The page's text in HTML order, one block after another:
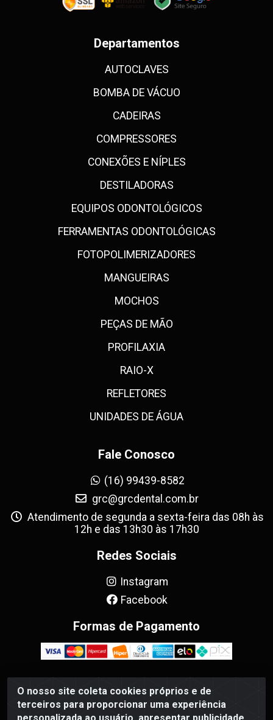
O nosso site coleta cookies próprios e de
terceiros para proporcionar uma experiência
Departamentos
AUTOCLAVES
BOMBA DE VÁCUO
CADEIRAS
COMPRESSORES
CONEXÕES E NÍPLES
DESTILADORAS
EQUIPOS ODONTOLÓGICOS
FERRAMENTAS ODONTOLÓGICAS
FOTOPOLIMERIZADORES
MANGUEIRAS
MOCHOS
PEÇAS DE MÃO
PROFILAXIA
RAIO-X
REFLETORES
UNIDADES DE ÁGUA
Fale Conosco
(16) 99439-8582
grc@grcdental.com.br
Atendimento de segunda a sexta-feira das 08h às
12h e das 13h30 às 17h30
Redes Sociais
Instagram
Facebook
Formas de Pagamento
GRC Dental - Avenida Antônio e Helena Zerrenner, 720 -
Sumarezinho, Ribeirão Preto/SP - CEP 14055-130 - CNPJ